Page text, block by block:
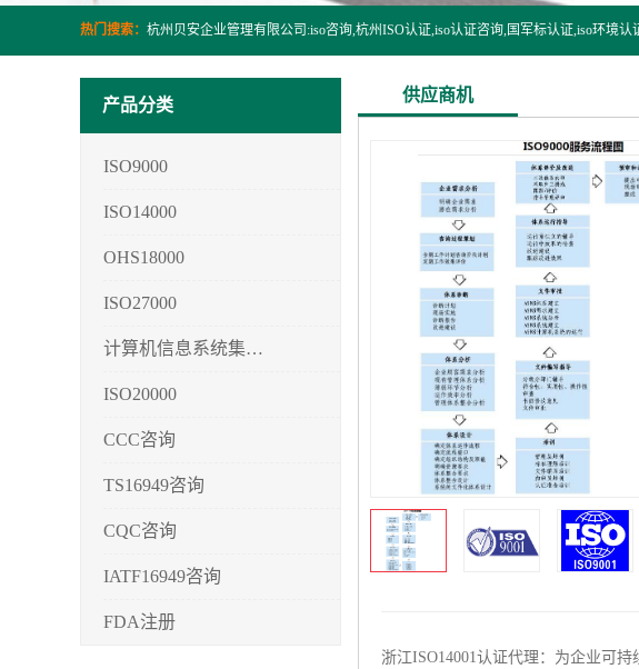
热门搜索：
产品分类
ISO9000
ISO14000
OHS18000
ISO27000
计算机信息系统集成3/4/5
ISO20000
CCC咨询
TS16949咨询
CQC咨询
IATF16949咨询
FDA注册
供应商机
浙江ISO14001认证代理：为企业可